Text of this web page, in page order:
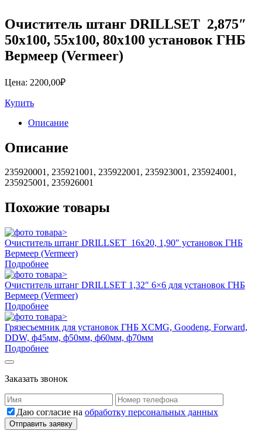
Очиститель штанг DRILLSET 2,875″
50х100, 55х100, 80х100 установок ГНБ
Вермеер (Vermeer)
Цена: 2200,00₽
Купить
Описание
Описание
235920001, 235921001, 235922001, 235923001, 235924001,
235925001, 235926001
Похожие товары
Очиститель штанг DRILLSET 16х20, 1,90″ установок ГНБ
Вермеер (Vermeer)
Подробнее
Очиститель штанг DRILLSET 1,32″ 6×6 для установок ГНБ
Вермеер (Vermeer)
Подробнее
Грязесъемник для установок ГНБ XCMG, Goodeng, Forward,
DDW, ф45мм, ф50мм, ф60мм, ф70мм
Подробнее
Заказать звонок
Даю согласие на обработку персональных данных